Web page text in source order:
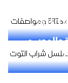
تركية
والموسم